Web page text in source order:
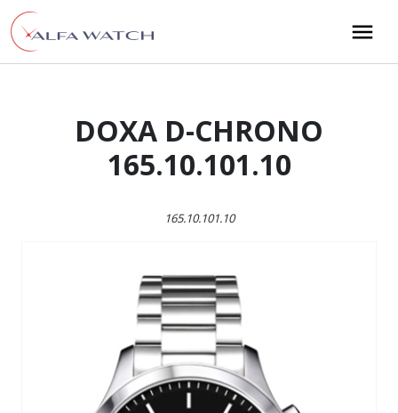
Przejdź do treści
Main Navigation
DOXA D-CHRONO
165.10.101.10
165.10.101.10